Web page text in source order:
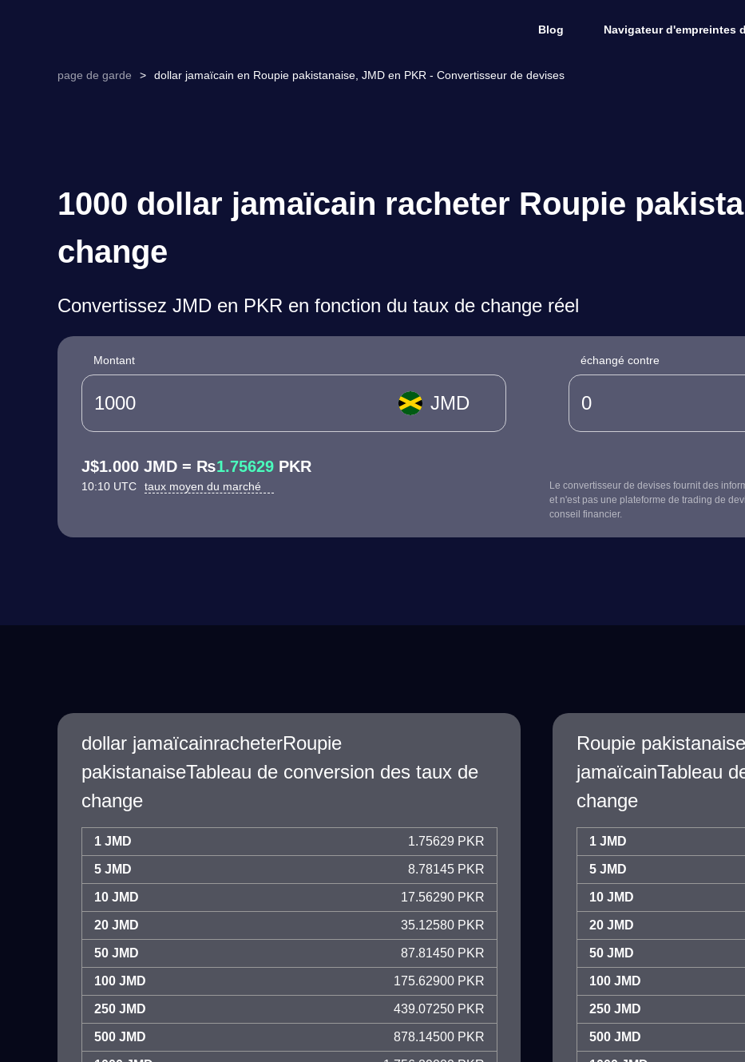
Blog Navigateur d'empreintes
page de garde > dollar jamaïcain en Roupie pakistanaise, JMD en PKR - Convertisseur de devises
1000 dollar jamaïcain racheter Roupie
change
Convertissez JMD en PKR en fonction du taux de change réel
Montant
JMD
échangé contre
J$1.000 JMD = ₨1.75629 PKR
10:10 UTC taux moyen du marché
Le convertisseur de devises fournit des
et n'est pas une plateforme de trading de
conseil financier.
dollar jamaïcainracheterRoupie
pakistanaiseTableau de conversion des taux de
change
1 JMD 1.75629 PKR
5 JMD 8.78145 PKR
10 JMD 17.56290 PKR
20 JMD 35.12580 PKR
50 JMD 87.81450 PKR
100 JMD 175.62900 PKR
250 JMD 439.07250 PKR
500 JMD 878.14500 PKR
Roupie
jamaïcainTableau
change
1 JMD
5 JMD
10 JMD
20 JMD
50 JMD
100 JMD
250 JMD
500 JMD